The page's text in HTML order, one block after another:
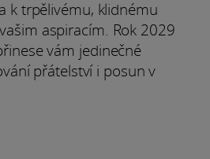
k trpělivému, klidnému
aspiracím. Rok 2029
vám jedinečné
přátelství i posun v